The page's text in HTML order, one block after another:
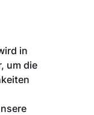
in
um die